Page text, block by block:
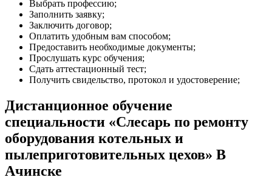
Выбрать профессию;
Заполнить заявку;
Заключить договор;
Оплатить удобным вам способом;
Предоставить необходимые документы;
Прослушать курс обучения;
Сдать аттестационный тест;
Получить свидельство, протокол и удостоверение;
Дистанционное обучение
специальности «Слесарь по ремонту
оборудования котельных и
пылеприготовительных цехов» В
Ачинске